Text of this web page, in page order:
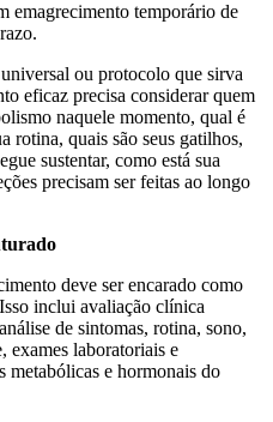
emagrecimento temporário de
ou protocolo que sirva
eficaz precisa considerar quem
naquele momento, qual é
rotina, quais são seus gatilhos,
sustentar, como está sua
precisam ser feitas ao longo
deve ser encarado como
inclui avaliação clínica
de sintomas, rotina, sono,
exames laboratoriais e
metabólicas e hormonais do